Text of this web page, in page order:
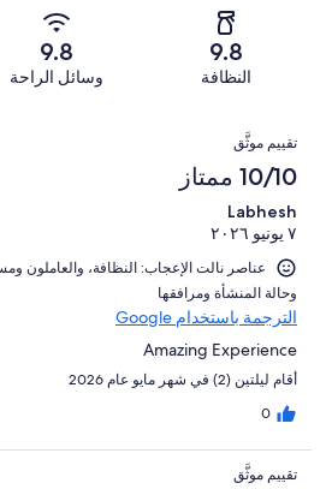
تقييمات
النزلاء
من
تقييمات
النزلاء
من
أصل
135
من
تقييمات
النزلاء
9.8
النظافة
9.8
وسائل الراحة
التقييمات
تقييم موثَّق
10/10 ممتاز
Labhesh
٧ يونيو ٢٠٢٦
و⁦حالة المنشأة ومرافقها⁩
الترجمة باستخدام Google
Amazing Experience
أقام ليلتين (2) في شهر مايو عام 2026
0
تقييم موثَّق